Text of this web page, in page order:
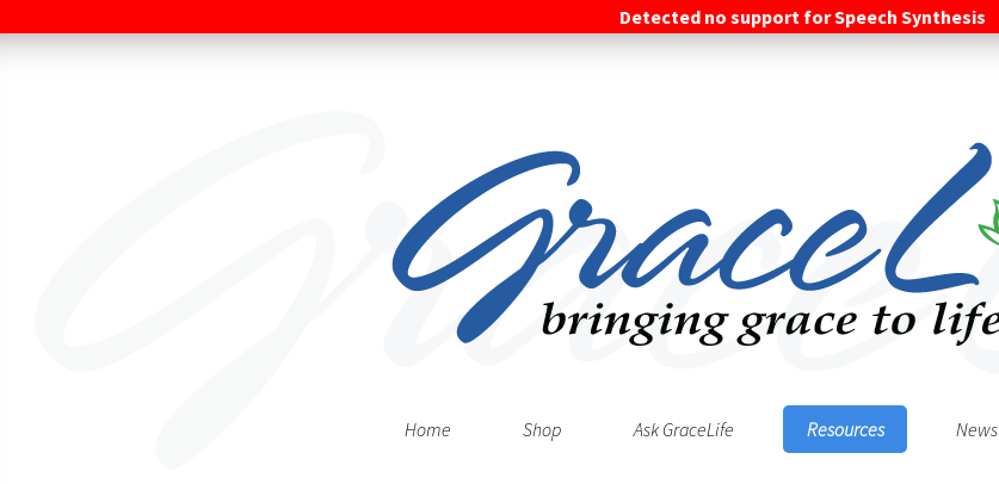
Detected no support for Speech Synthesis
Home Shop Ask GraceLife Resources News